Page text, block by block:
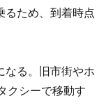
るため、到着時点
なる。旧市街やホ
クシーで移動す